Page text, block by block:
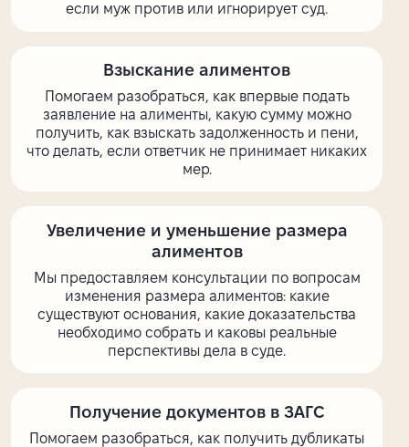
если муж против или игнорирует суд.
Взыскание алиментов
Помогаем разобраться, как впервые подать
заявление на алименты, какую сумму можно
получить, как взыскать задолженность и пени,
что делать, если ответчик не принимает никаких
мер.
Увеличение и уменьшение размера
алиментов
Мы предоставляем консультации по вопросам
изменения размера алиментов: какие
существуют основания, какие доказательства
необходимо собрать и каковы реальные
перспективы дела в суде.
Получение документов в ЗАГС
Помогаем разобраться, как получить дубликаты